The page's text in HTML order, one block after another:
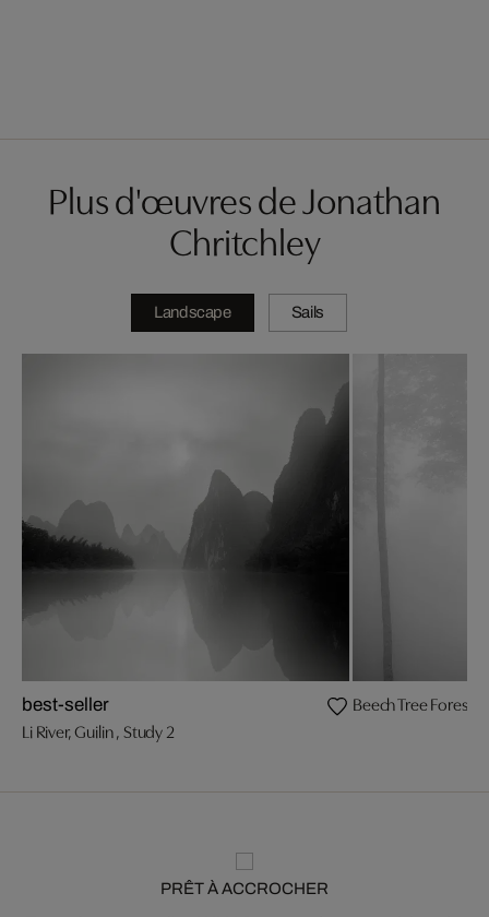
Plus d'œuvres de Jonathan
Chritchley
Landscape Sails
best-seller
Li River, Guilin , Study 2
Beech Tree Forest,
PRÊT À ACCROCHER